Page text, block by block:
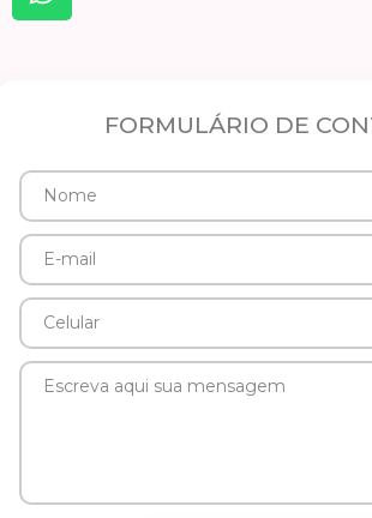
FORMULÁRIO DE
Nome
mail
Celular